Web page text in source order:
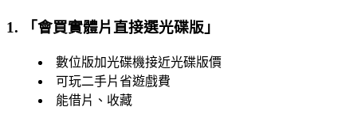
1. 「會買實體片直接選光碟版 」
數位版加光碟機接近光碟版價
可玩二手片省遊戲費
能借片、收藏